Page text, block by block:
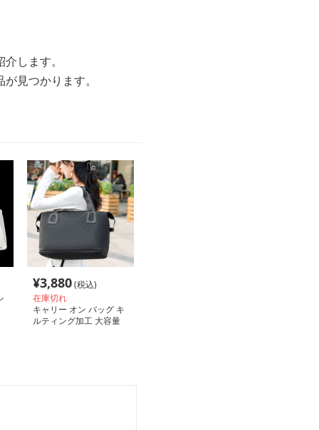
します。
見つかります。
¥3,880(税込)
在庫切れ
キャリー オン バッグ キ
ルティング加工 大容量